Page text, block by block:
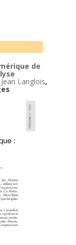
de
Jean Langlois,